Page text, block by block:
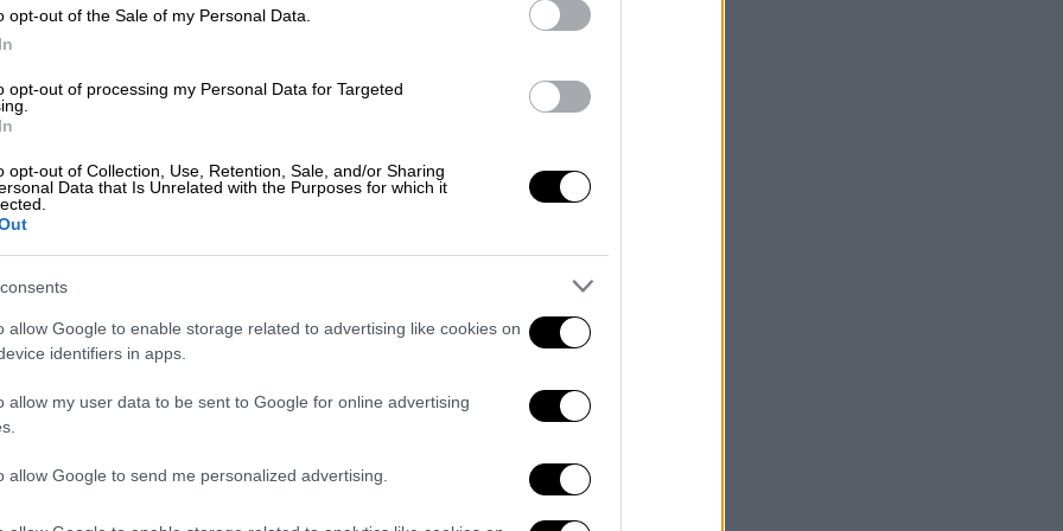
opt-out of the Sale of my Personal Data.
opt-out of processing my Personal Data for Targeted
opt-out of Collection, Use, Retention, Sale, and/or Sharing
Data that Is Unrelated with the Purposes for which it
allow Google to enable storage related to advertising like cookies on
identifiers in apps.
allow my user data to be sent to Google for online advertising
allow Google to send me personalized advertising.
Επίθεση στην Ουτρέχτη: Ένοχος
δικαστές
περισσότερες λεπτομέρειες σχετικά
με την ομολογία του Τανίς,
έρευνας που συνεχίζεται
Κόσμος| 20.03.2019 10:21
επίθεσης στην Ουτρέχτη
Ψαρά, βρέθηκε στο σημείο όπου